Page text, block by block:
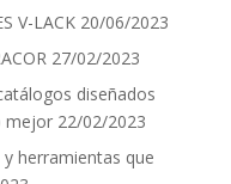
V-LACK 20/06/2023
27/02/2023
diseñados
mejor 22/02/2023
herramientas que